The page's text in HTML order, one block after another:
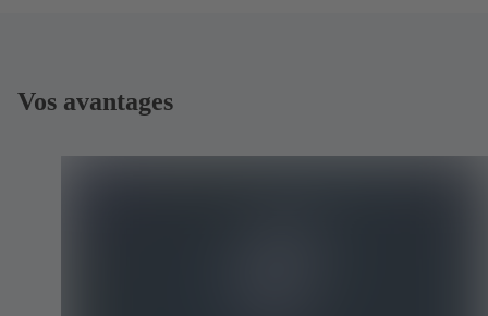
Vos avantages